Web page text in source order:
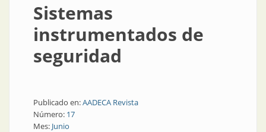
Sistemas
instrumentados de
seguridad
Publicado en:AADECA Revista
Número: 17
Mes: Junio